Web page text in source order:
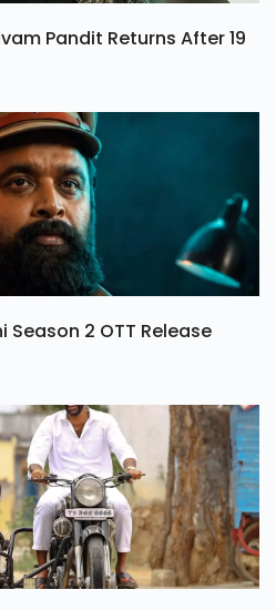
Pandit Returns After 19
2 OTT Release